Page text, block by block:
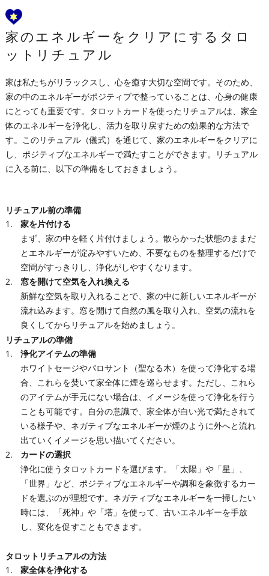
家のエネルギーをクリアにするタロ
ットリチュアル
家は私たちがリラックスし、心を癒す大切な空間です。そのため、
家の中のエネルギーがポジティブで整っていることは、心身の健康
にとっても重要です。タロットカードを使ったリチュアルは、家全
体のエネルギーを浄化し、活力を取り戻すための効果的な方法で
す。このリチュアル（儀式）を通じて、家のエネルギーをクリアに
し、ポジティブなエネルギーで満たすことができます。リチュアル
に入る前に、以下の準備をしておきましょう。
リチュアル前の準備
家を片付ける
まず、家の中を軽く片付けましょう。散らかった状態のままだ
とエネルギーが淀みやすいため、不要なものを整理するだけで
空間がすっきりし、浄化がしやすくなります。
窓を開けて空気を入れ換える
新鮮な空気を取り入れることで、家の中に新しいエネルギーが
流れ込みます。窓を開けて自然の風を取り入れ、空気の流れを
良くしてからリチュアルを始めましょう。
リチュアルの準備
浄化アイテムの準備
ホワイトセージやパロサント（聖なる木）を使って浄化する場
合、これらを焚いて家全体に煙を巡らせます。ただし、これら
のアイテムが手元にない場合は、イメージを使って浄化を行う
ことも可能です。自分の意識で、家全体が白い光で満たされて
いる様子や、ネガティブなエネルギーが煙のように外へと流れ
出ていくイメージを思い描いてください。
カードの選択
浄化に使うタロットカードを選びます。「太陽」や「星」、
「世界」など、ポジティブなエネルギーや調和を象徴するカー
ドを選ぶのが理想です。ネガティブなエネルギーを一掃したい
時には、「死神」や「塔」を使って、古いエネルギーを手放
し、変化を促すこともできます。
タロットリチュアルの方法
家全体を浄化する